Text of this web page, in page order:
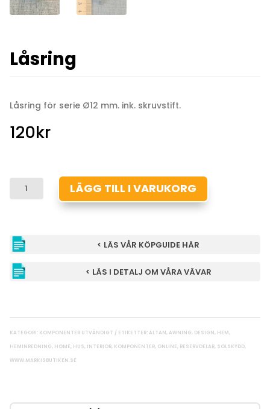
Låsring
Låsring för serie Ø12 mm. ink. skruvstift.
120kr
LÅSRING
MÄNGD
LÄGG TILL I VARUKORG
< LÄS VÅR KÖPGUIDE HÄR
< LÄS I DETALJ OM VÅRA VÄVAR
KATEGORI: KOMPONENTER UTVÄNDIGT ETIKETTER:ALTAN,AWNING, DESIGN, HEM,
HEMINREDNING, HOME, HUS, INTERIOR, KOMPONENTER, ONLINE, RESERVDELAR, SOLSKYDD,
WWW.MARKISBUTIKEN.SE